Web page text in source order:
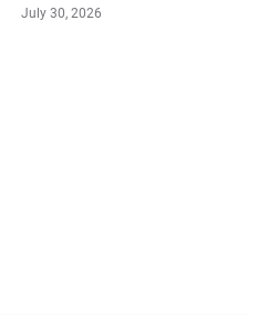
July 30, 2026